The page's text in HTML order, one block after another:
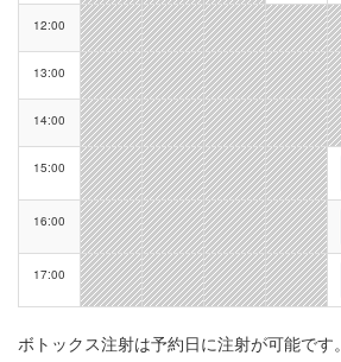
12:00
13:00
14:00
15:00
16:00
17:00
ボトックス注射は予約日に注射が可能です。